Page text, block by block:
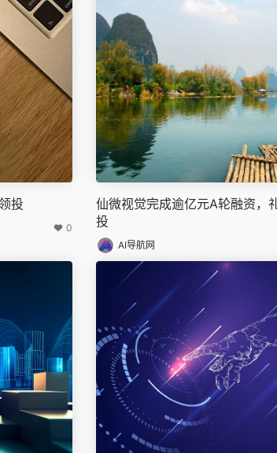
投
0
仙微视觉完成逾亿元A轮融资，
投
AI导航网